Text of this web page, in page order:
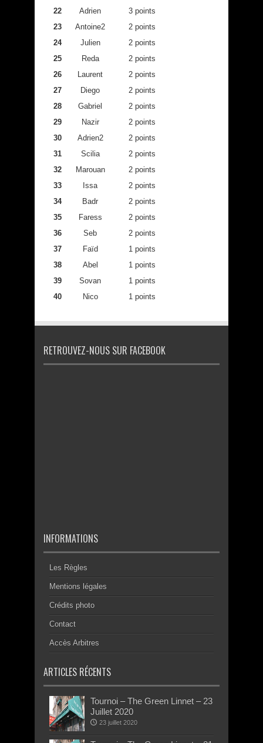
22
Adrien
3 points
23
Antoine2
2 points
24
Julien
2 points
25
Reda
2 points
26
Laurent
2 points
27
Diego
2 points
28
Gabriel
2 points
29
Nazir
2 points
30
Adrien2
2 points
31
Scilia
2 points
32
Marouan
2 points
33
Issa
2 points
34
Badr
2 points
35
Faress
2 points
36
Seb
2 points
37
Faïd
1 points
38
Abel
1 points
39
Sovan
1 points
40
Nico 1 points
RETROUVEZ-NOUS SUR FACEBOOK
INFORMATIONS
Les Règles
Mentions légales
Crédits photo
Contact
Accès Arbitres
ARTICLES RÉCENTS
Tournoi – The Green Linnet – 23
Juillet 2020
23 juillet 2020